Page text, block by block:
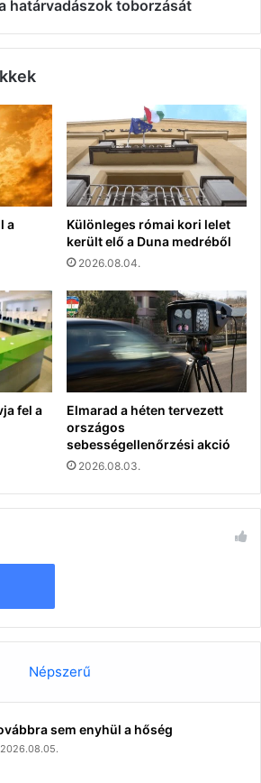
határvadászok toborzását
a
Különleges római kori lelet
került elő a Duna medréből
2026.08.04.
fel a
Elmarad a héten tervezett
országos
sebességellenőrzési akció
2026.08.03.
Népszerű
sem enyhül a hőség
2026.08.05.